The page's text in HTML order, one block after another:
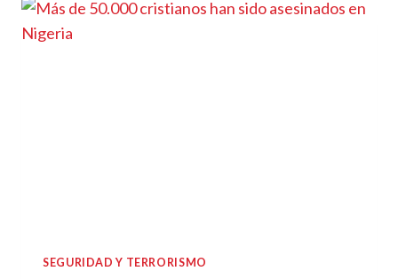
SEGURIDAD Y TERRORISMO